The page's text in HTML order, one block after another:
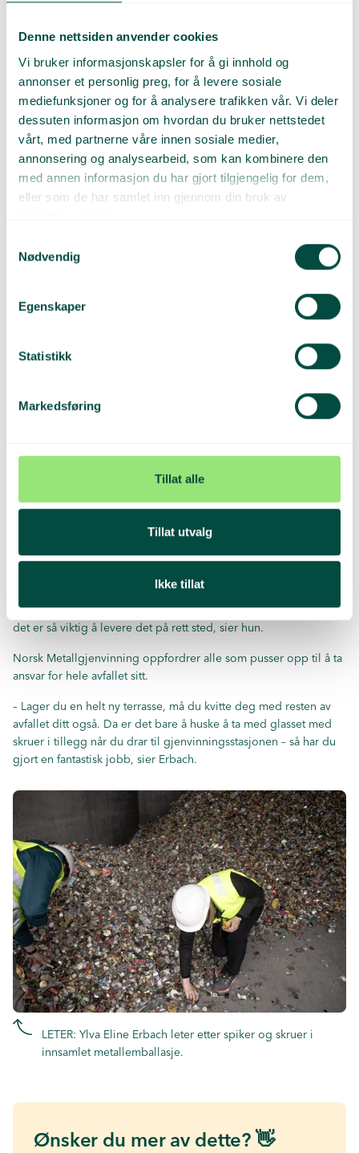
Denne nettsiden anvender cookies
Vi bruker informasjonskapsler for å gi innhold og
annonser et personlig preg, for å levere sosiale
mediefunksjoner og for å analysere trafikken vår. Vi deler
dessuten informasjon om hvordan du bruker nettstedet
vårt, med partnerne våre innen sosiale medier,
annonsering og analysearbeid, som kan kombinere den
med annen informasjon du har gjort tilgjengelig for dem,
eller som de har samlet inn gjennom din bruk av
Nødvendig
Egenskaper
Statistikk
Markedsføring
Tillat alle
Tillat utvalg
Ikke tillat
spiker kan ødelegge for store mengder kildesortert
samles i syltetøyglass.
– Disse glassene går gjerne ikke i oppløsning før langt inne i
prosessen. Dermed slippes alle skruene ut samtidig, ofte etter at
de har passert maskinene som skal sortere de ut, forklarer hun.
Tilsvarende utfordringer oppstår hvis fulle eller halvfulle
spikeresker i papp kastes i metallinnsamlingen for emballasje.
Erbach har forståelse for at mange har gode intensjoner når de
samler småmetall i glass eller pappesker for å rydde opp.
og ryddig. Men når det leveres i feil avfallsstrøm, hjelper det
dessverre ikke. Det viktigste vi kan gjøre, er å forklare hvorfor
det er så viktig å levere det på rett sted, sier hun.
Norsk Metallgjenvinning oppfordrer alle som pusser opp til å ta
ansvar for hele avfallet sitt.
– Lager du en helt ny terrasse, må du kvitte deg med resten av
avfallet ditt også. Da er det bare å huske å ta med glasset med
skruer i tillegg når du drar til gjenvinningsstasjonen – så har du
gjort en fantastisk jobb, sier Erbach.
LETER: Ylva Eline Erbach leter etter spiker og skruer i
innsamlet metallemballasje.
Ønsker du mer av dette? 👋